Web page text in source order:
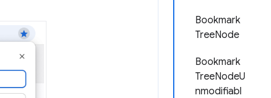
Bookmark
TreeNode
Bookmark
TreeNodeU
nmodifiabl